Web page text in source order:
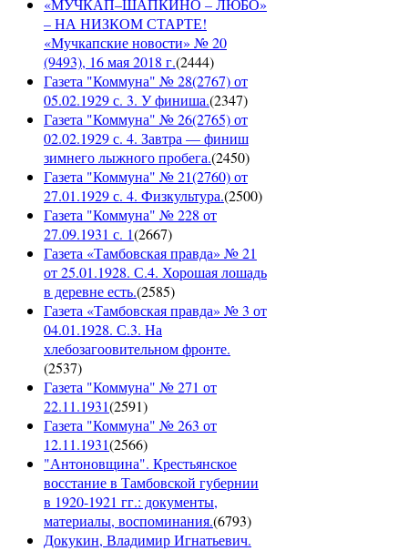
«МУЧКАП–ШАПКИНО – ЛЮБО»
– НА НИЗКОМ СТАРТЕ!
«Мучкапские новости» № 20
(9493), 16 мая 2018 г.(2444)
Газета "Коммуна" № 28(2767) от
05.02.1929 с. 3. У финиша.(2347)
Газета "Коммуна" № 26(2765) от
02.02.1929 с. 4. Завтра — финиш
зимнего лыжного пробега.(2450)
Газета "Коммуна" № 21(2760) от
27.01.1929 с. 4. Физкультура.(2500)
Газета "Коммуна" № 228 от
27.09.1931 с. 1(2667)
Газета «Тамбовская правда» № 21
от 25.01.1928. С.4. Хорошая лошадь
в деревне есть.(2585)
Газета «Тамбовская правда» № 3 от
04.01.1928. С.3. На
хлебозагоовительном фронте.
(2537)
Газета "Коммуна" № 271 от
22.11.1931(2591)
Газета "Коммуна" № 263 от
12.11.1931(2566)
"Антоновщина". Крестьянское
восстание в Тамбовской губернии
в 1920-1921 гг.: документы,
материалы, воспоминания.(6793)
Докукин, Владимир Игнатьевич.